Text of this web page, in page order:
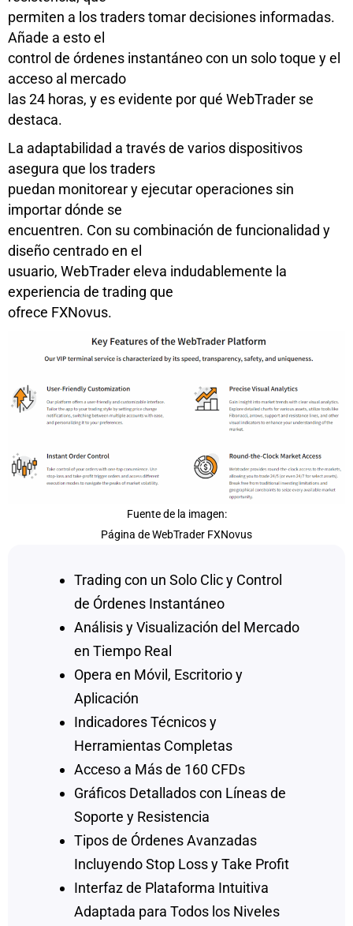
permiten a los traders tomar decisiones informadas.
Añade a esto el
control de órdenes instantáneo con un solo toque y el
acceso al mercado
las 24 horas, y es evidente por qué WebTrader se
destaca.
La adaptabilidad a través de varios dispositivos
asegura que los traders
puedan monitorear y ejecutar operaciones sin
importar dónde se
encuentren. Con su combinación de funcionalidad y
diseño centrado en el
usuario, WebTrader eleva indudablemente la
experiencia de trading que
ofrece FXNovus.
Fuente de la imagen:
Página de WebTrader FXNovus
Trading con un Solo Clic y Control
de Órdenes Instantáneo
Análisis y Visualización del Mercado
en Tiempo Real
Opera en Móvil, Escritorio y
Aplicación
Indicadores Técnicos y
Herramientas Completas
Acceso a Más de 160 CFDs
Gráficos Detallados con Líneas de
Soporte y Resistencia
Tipos de Órdenes Avanzadas
Incluyendo Stop Loss y Take Profit
Interfaz de Plataforma Intuitiva
Adaptada para Todos los Niveles